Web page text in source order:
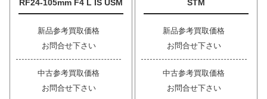
RF24-105mm F4 L IS USM
新品参考買取価格
お問合せ下さい
中古参考買取価格
お問合せ下さい
STM
新品参考買取価格
お問合せ下さい
中古参考買取価格
お問合せ下さい